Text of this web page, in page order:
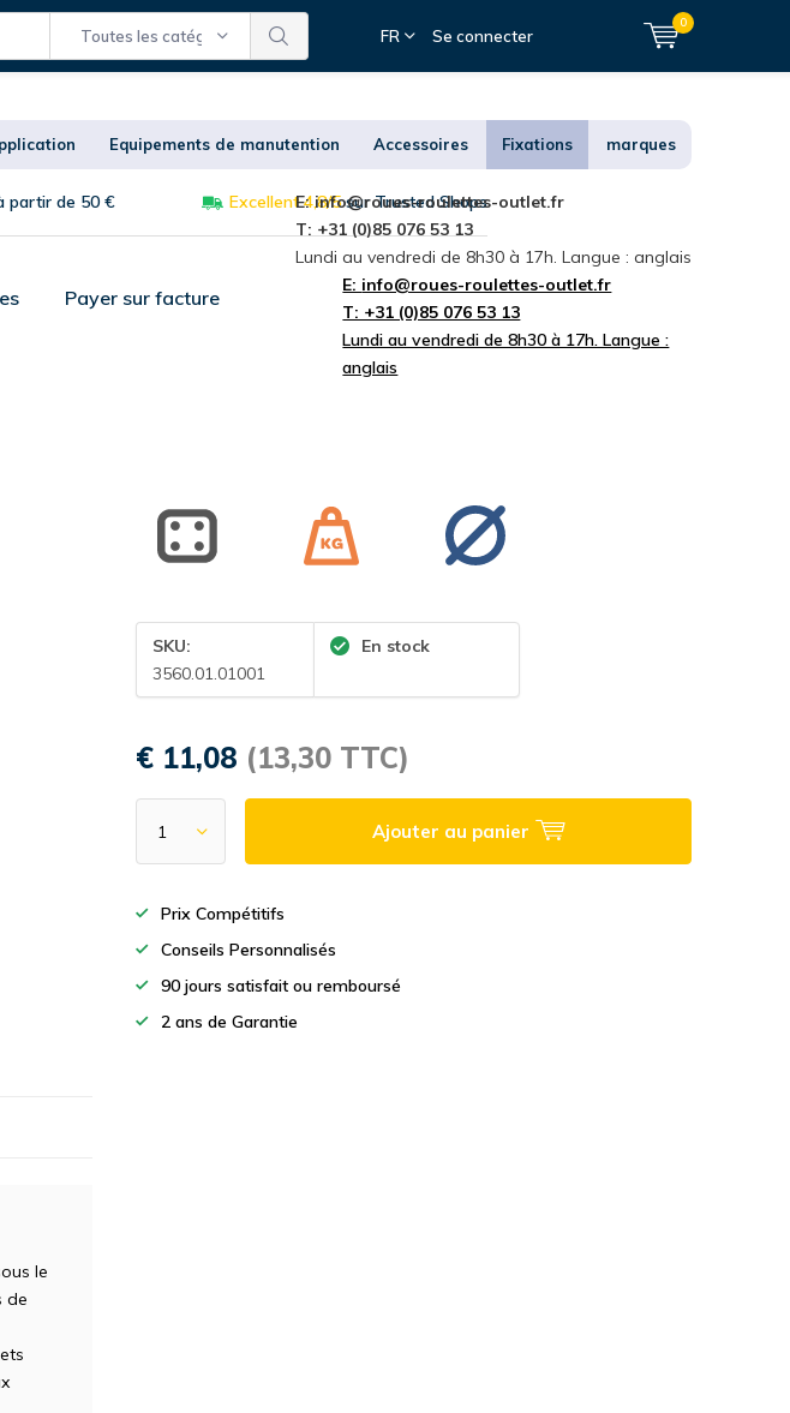
Toutes les catégories FR Se connecter
0
Equipements de manutention Accessoires Fixations marques
partir de 50 € Excellent 4,8/5sur Trusted Shops
E:info@roues-roulettes-outlet.fr
T: +31 (0)85 076 53 13
Lundi au vendredi de 8h30 à 17h. Langue : anglais
Payer sur facture
E: info@roues-roulettes-outlet.fr
T: +31 (0)85 076 53 13
Lundi au vendredi de 8h30 à 17h. Langue :
anglais
SKU:
3560.01.01001
En stock
€ 11,08 (13,30 TTC)
Ajouter au panier
Prix Compétitifs
Conseils Personnalisés
90 jours satisfait ou remboursé
2 ans de Garantie
le
de